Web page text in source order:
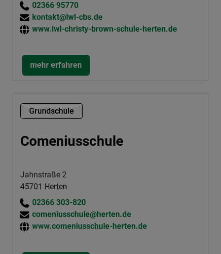
02366 95770
kontakt@lwl-cbs.de
www.lwl-christy-brown-schule-herten.de
mehr erfahren
Grundschule
Comeniusschule
Jahnstraße 2
45701 Herten
02366 303-820
comeniusschule@herten.de
www.comeniusschule-herten.de